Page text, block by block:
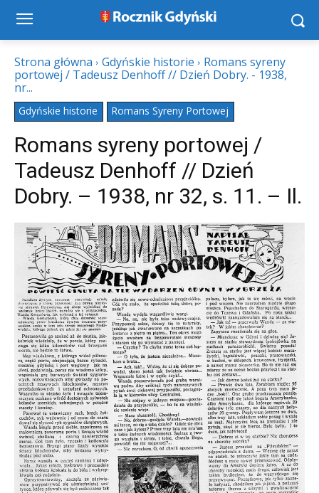
Strona główna Gdyńskie historie
Romans syreny
portowej / Tadeusz Denhoff // Dzień Dobry. - 1938,
nr...
Gdyńskie historie Romans Syreny Portowej
Romans syreny portowej /
Tadeusz Denhoff // Dzień
Dobry. – 1938, nr 32, s. 11. – Il.